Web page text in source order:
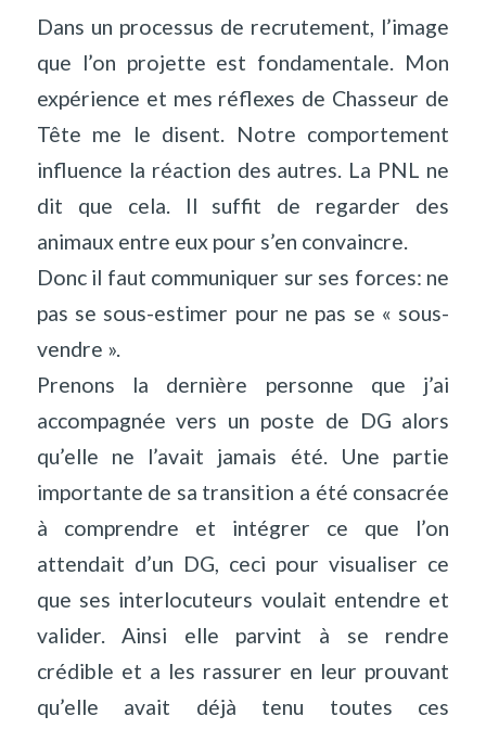
Dans un processus de recrutement, l’image
que l’on projette est fondamentale. Mon
expérience et mes réflexes de Chasseur de
Tête me le disent. Notre comportement
influence la réaction des autres. La PNL ne
dit que cela. Il suffit de regarder des
animaux entre eux pour s’en convaincre.
Donc il faut communiquer sur ses forces: ne
pas se sous-estimer pour ne pas se « sous-
vendre ».
Prenons la dernière personne que j’ai
accompagnée vers un poste de DG alors
qu’elle ne l’avait jamais été. Une partie
importante de sa transition a été consacrée
à comprendre et intégrer ce que l’on
attendait d’un DG, ceci pour visualiser ce
que ses interlocuteurs voulait entendre et
valider. Ainsi elle parvint à se rendre
crédible et a les rassurer en leur prouvant
qu’elle avait déjà tenu toutes ces